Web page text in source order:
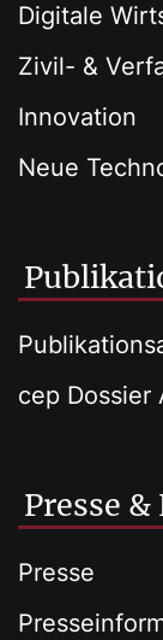
Digitale
Zivil- &
Innovation
Neue
cep Dossier
Presse &
Presse